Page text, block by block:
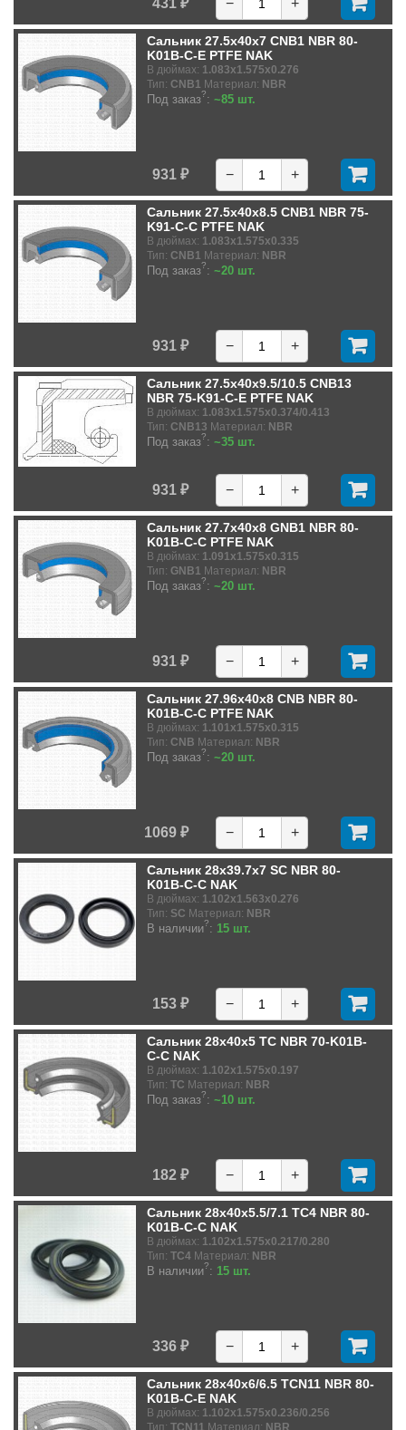
431 ₽ − +
Сальник 27.5x40x7 CNB1 NBR 80-
K01B-C-E PTFE NAK
В дюймах: 1.083x1.575x0.276
Тип: CNB1 Материал: NBR
Под заказ?: ~85 шт.
931 ₽ − +
Сальник 27.5x40x8.5 CNB1 NBR 75-
K91-C-C PTFE NAK
В дюймах: 1.083x1.575x0.335
Тип: CNB1 Материал: NBR
Под заказ?: ~20 шт.
931 ₽ − +
Сальник 27.5x40x9.5/10.5 CNB13
NBR 75-K91-C-E PTFE NAK
В дюймах: 1.083x1.575x0.374/0.413
Тип: CNB13 Материал: NBR
Под заказ?: ~35 шт.
931 ₽ − +
Сальник 27.7x40x8 GNB1 NBR 80-
K01B-C-C PTFE NAK
В дюймах: 1.091x1.575x0.315
Тип: GNB1 Материал: NBR
Под заказ?: ~20 шт.
931 ₽ − +
Сальник 27.96x40x8 CNB NBR 80-
K01B-C-C PTFE NAK
В дюймах: 1.101x1.575x0.315
Тип: CNB Материал: NBR
Под заказ?: ~20 шт.
1069 ₽ − +
Сальник 28x39.7x7 SC NBR 80-
K01B-C-C NAK
В дюймах: 1.102x1.563x0.276
Тип: SC Материал: NBR
В наличии?: 15 шт.
153 ₽ − +
Сальник 28x40x5 TC NBR 70-K01B-
C-C NAK
В дюймах: 1.102x1.575x0.197
Тип: TC Материал: NBR
Под заказ?: ~10 шт.
182 ₽ − +
Сальник 28x40x5.5/7.1 TC4 NBR 80-
K01B-C-C NAK
В дюймах: 1.102x1.575x0.217/0.280
Тип: TC4 Материал: NBR
В наличии?: 15 шт.
336 ₽ − +
Сальник 28x40x6/6.5 TCN11 NBR 80-
K01B-C-E NAK
В дюймах: 1.102x1.575x0.236/0.256
Тип: TCN11 Материал: NBR